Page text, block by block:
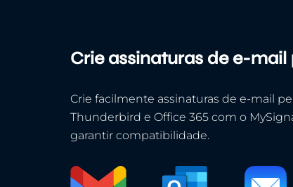
Crie assinaturas de e-mail
Crie facilmente assinaturas de e-mail
Thunderbird e Office 365 com o
garantir compatibilidade.